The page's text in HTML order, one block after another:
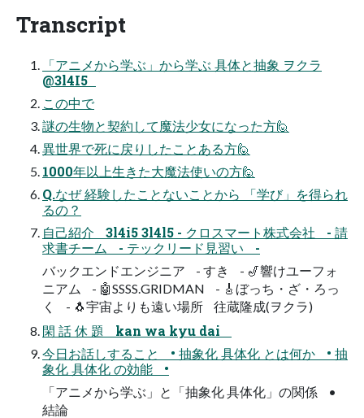
Transcript
「アニメから学ぶ」から学ぶ 具体と抽象 ヲクラ
@3l4I5
この中で
謎の生物と契約して魔法少女になった方🙋
異世界で死に戻りしたことある方🙋
1000年以上生きた大魔法使いの方🙋
Q.なぜ 経験したことないことから 「学び」を得られ
るの？
自己紹介 3l4i5 3l4l5 - クロスマート株式会社 - 請
求書チーム - テックリード見習い -
バックエンドエンジニア - すき - 🎷響けユーフォ
ニアム - 🤖SSSS.GRIDMAN - 🎸ぼっち・ざ・ろっ
く - 🐧宇宙よりも遠い場所 往蔵隆成(ヲクラ)
閑 話 休 題 kan wa kyu dai
今日お話しすること • 抽象化 具体化 とは何か • 抽
象化 具体化 の効能 •
「アニメから学ぶ」と「抽象化 具体化」の関係 •
結論